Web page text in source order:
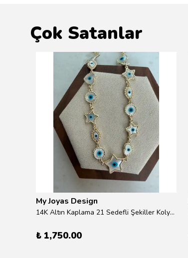
Çok Satanlar
My Joyas Design
14K Altın Kaplama 21 Sedefli Şekiller Kolye 46cm
₺ 1,750.00